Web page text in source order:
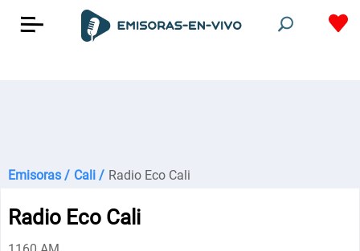
Emisoras / Cali / Radio Eco Cali
Radio Eco Cali